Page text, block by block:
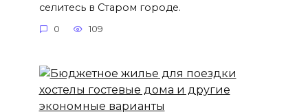
селитесь в Старом городе.
0 109